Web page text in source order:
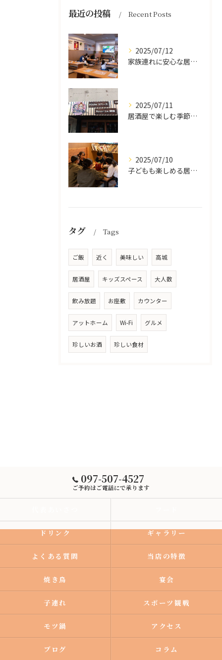
最近の投稿 Recent Posts
2025/07/12
家族連れに安心な居酒屋体験
2025/07/11
居酒屋で楽しむ季節の味覚と生中継スポーツ観戦
2025/07/10
子どもも楽しめる居酒屋の魅力
タグ Tags
ご飯 近く 美味しい 高城
居酒屋 キッズスペース 大人数
飲み放題 お座敷 カウンター
アットホーム Wi-Fi グルメ
珍しいお酒 珍しい食材
097-507-4527
ご予約はご電話にで承ります
ドリンク ギャラリー
よくある質問 当店の特徴
焼き鳥 宴会
子連れ スポーツ観戦
モツ鍋 アクセス
ブログ コラム